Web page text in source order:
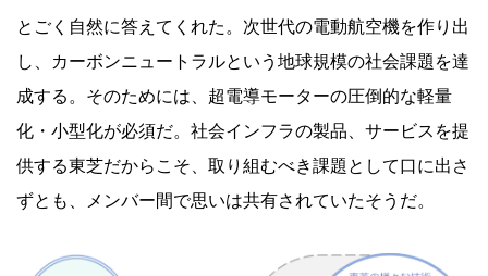
とごく自然に答えてくれた。次世代の電動航空機を作り出
し、カーボンニュートラルという地球規模の社会課題を達
成する。そのためには、超電導モーターの圧倒的な軽量
化・小型化が必須だ。社会インフラの製品、サービスを提
供する東芝だからこそ、取り組むべき課題として口に出さ
ずとも、メンバー間で思いは共有されていたそうだ。